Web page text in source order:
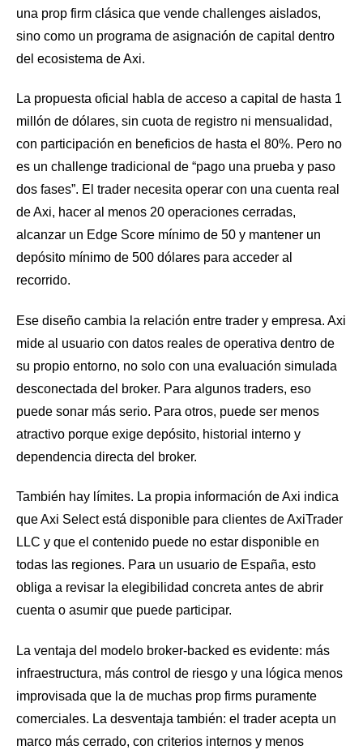
una prop firm clásica que vende challenges aislados,
sino como un programa de asignación de capital dentro
del ecosistema de Axi.
La propuesta oficial habla de acceso a capital de hasta 1
millón de dólares, sin cuota de registro ni mensualidad,
con participación en beneficios de hasta el 80%. Pero no
es un challenge tradicional de “pago una prueba y paso
dos fases”. El trader necesita operar con una cuenta real
de Axi, hacer al menos 20 operaciones cerradas,
alcanzar un Edge Score mínimo de 50 y mantener un
depósito mínimo de 500 dólares para acceder al
recorrido.
Ese diseño cambia la relación entre trader y empresa. Axi
mide al usuario con datos reales de operativa dentro de
su propio entorno, no solo con una evaluación simulada
desconectada del broker. Para algunos traders, eso
puede sonar más serio. Para otros, puede ser menos
atractivo porque exige depósito, historial interno y
dependencia directa del broker.
También hay límites. La propia información de Axi indica
que Axi Select está disponible para clientes de AxiTrader
LLC y que el contenido puede no estar disponible en
todas las regiones. Para un usuario de España, esto
obliga a revisar la elegibilidad concreta antes de abrir
cuenta o asumir que puede participar.
La ventaja del modelo broker-backed es evidente: más
infraestructura, más control de riesgo y una lógica menos
improvisada que la de muchas prop firms puramente
comerciales. La desventaja también: el trader acepta un
marco más cerrado, con criterios internos y menos